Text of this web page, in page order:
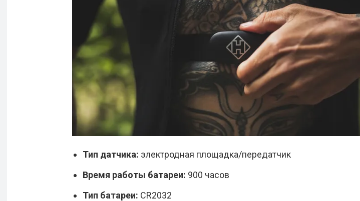
Тип датчика: электродная площадка/передатчик
Время работы батареи: 900 часов
Тип батареи: CR2032